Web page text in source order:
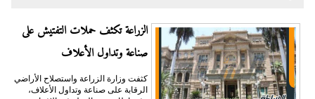
الزراعة تكثف حملات التفتيش على
صناعة وتداول الأعلاف
كثفت وزارة الزراعة واستصلاح الأراضي
الرقابة على صناعة وتداول الأعلاف،